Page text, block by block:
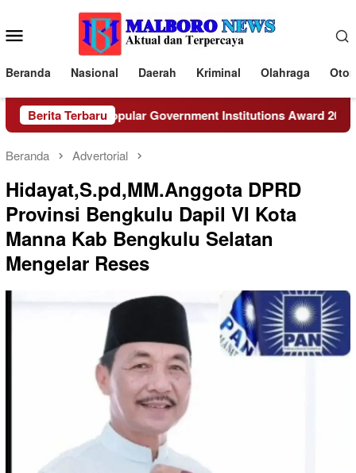
konten
Menu
Mobile
Beranda Nasional Daerah Kriminal Olahraga
Berita Terbaru
Raih Popular Government Institutions Award 2026 dari
Beranda Advertorial
Hidayat,S.pd,MM.Anggota DPRD
Provinsi Bengkulu Dapil VI Kota
Manna Kab Bengkulu Selatan
Mengelar Reses